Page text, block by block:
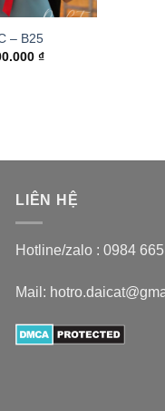
– B25
₫
LIÊN HỆ
Hotline/zalo : 0984
Mail: